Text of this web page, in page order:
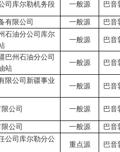
司库尔勒机务段 一般源 巴音
有限公司 一般源 巴音
石油分公司库尔
一般源 巴音
巴州石油分公司
站
一般源 巴音
限公司新疆事业
一般源 巴音
公司 一般源 巴音
公司 一般源 巴音
公司库尔勒分公
重点源 巴音